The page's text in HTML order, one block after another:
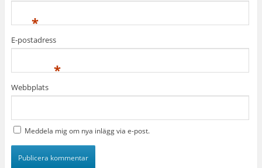
*
E-postadress
*
Webbplats
Meddela mig om nya inlägg via e-post.